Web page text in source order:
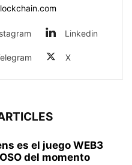
Linkedin
X
es el juego WEB3
del momento